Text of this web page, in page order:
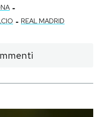
-
- REAL MADRID